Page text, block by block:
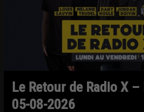
Le Retour de Radio X
05-08-2026